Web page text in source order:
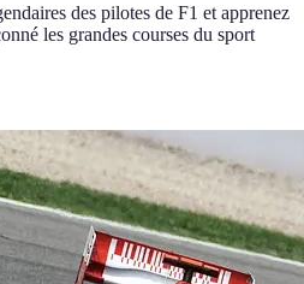
des pilotes de F1 et apprenez
les grandes courses du sport